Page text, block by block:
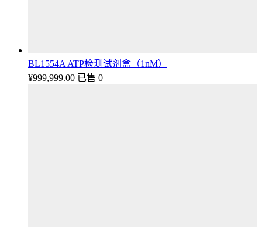
BL1554A ATP检测试剂盒（1nM）
¥999,999.00 已售 0